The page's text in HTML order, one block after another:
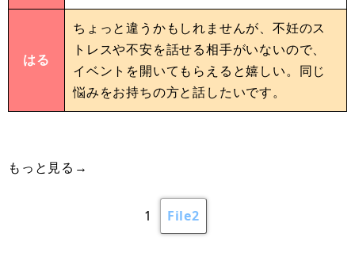
はる
ちょっと違うかもしれませんが、不妊のス
トレスや不安を話せる相手がいないので、
イベントを開いてもらえると嬉しい。同じ
悩みをお持ちの方と話したいです。
もっと見る→
1 File2